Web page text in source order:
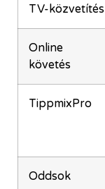
TV-közvetítés
Online
követés
TippmixPro
Oddsok